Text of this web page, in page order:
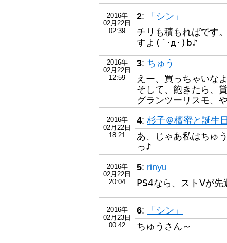
2016年
02月22日
02:39
2: 「シン」
チリも積もればです
すよ(´･д･)b♪
2016年
02月22日
12:59
3: ちゅう
えー、買っちゃいな
そして、飽きたら、
グランツーリスモ、
2016年
02月22日
18:21
4: 杉子＠檀蜜と誕生
あ、じゃあ私はちゅ
っ♪
2016年
02月22日
20:04
5: rinyu
PS4なら、ストⅤが
2016年
02月23日
00:42
6: 「シン」
ちゅうさん～